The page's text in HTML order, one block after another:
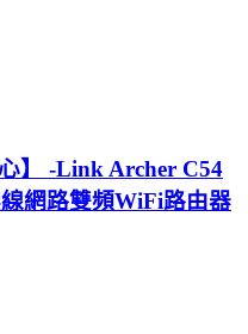
】 -Link Archer C54
網路雙頻WiFi路由器